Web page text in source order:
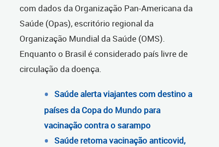
com dados da Organização Pan-Americana da
Saúde (Opas), escritório regional da
Organização Mundial da Saúde (OMS).
Enquanto o Brasil é considerado país livre de
circulação da doença.
Saúde alerta viajantes com destino a
países da Copa do Mundo para
vacinação contra o sarampo
Saúde retoma vacinação anticovid,